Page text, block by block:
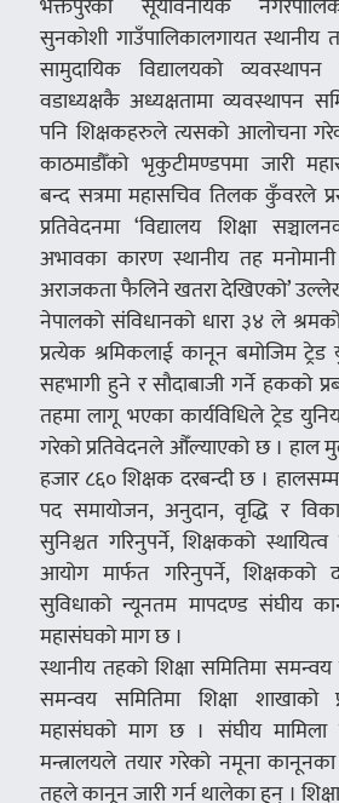
सुनकोशी गाउँपालिकालगायत
सामुदायिक विद्यालयको
वडाध्यक्षकै अध्यक्षतामा व्यवस्थापन
पनि शिक्षकहरुले त्यसको आलोचना
काठमाडौँको भृकुटीमण्डपमा जारी
बन्द सत्रमा महासचिव तिलक कुँवरले
प्रतिवेदनमा ‘विद्यालय शिक्षा
अभावका कारण स्थानीय तह
अराजकता फैलिने खतरा देखिएको’
नेपालको संविधानको धारा ३४ ले
प्रत्येक श्रमिकलाई कानून बमोजिम
सहभागी हुने र सौदाबाजी गर्ने हकको
तहमा लागू भएका कार्यविधिले ट्रेड
गरेको प्रतिवेदनले औँल्याएको छ ।
हजार ८६० शिक्षक दरबन्दी छ ।
पद समायोजन, अनुदान, वृद्धि र
सुनिश्चत गरिनुपर्ने, शिक्षकको
आयोग मार्फत गरिनुपर्ने, शिक्षकको
सुविधाको न्यूनतम मापदण्ड संघीय
महासंघको माग छ ।
स्थानीय तहको शिक्षा समितिमा
समन्वय समितिमा शिक्षा शाखाको
महासंघको माग छ । संघीय मामिला
मन्त्रालयले तयार गरेको नमूना
तहले कानून जारी गर्न थालेका हुन् । शिक्षा